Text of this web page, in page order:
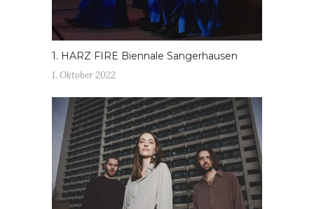
1. HARZ FIRE Biennale Sangerhausen
1. Oktober 2022